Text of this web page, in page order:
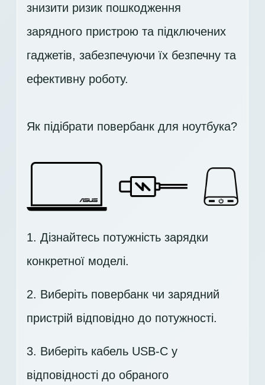
знизити ризик пошкодження
зарядного пристрою та підключених
гаджетів, забезпечуючи їх безпечну та
ефективну роботу.
Як підібрати повербанк для ноутбука?
1. Дізнайтесь потужність зарядки
конкретної моделі.
2. Виберіть повербанк чи зарядний
пристрій відповідно до потужності.
3. Виберіть кабель USB-C у
відповідності до обраного